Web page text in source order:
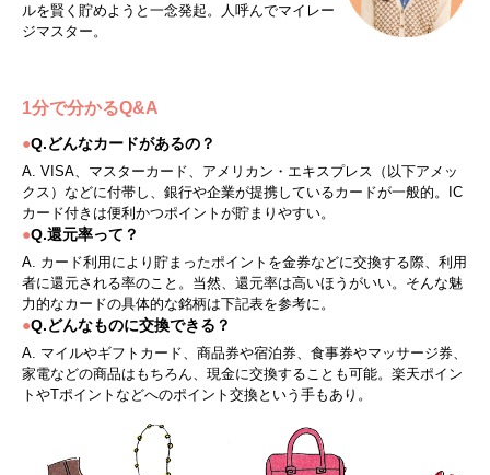
ルを賢く貯めようと一念発起。人呼んでマイレー
ジマスター。
1分で分かるQ&A
●Q.どんなカードがあるの？
A. VISA、マスターカード、アメリカン・エキスプレス（以下アメッ
クス）などに付帯し、銀行や企業が提携しているカードが一般的。IC
カード付きは便利かつポイントが貯まりやすい。
●Q.還元率って？
A. カード利用により貯まったポイントを金券などに交換する際、利用
者に還元される率のこと。当然、還元率は高いほうがいい。そんな魅
力的なカードの具体的な銘柄は下記表を参考に。
●Q.どんなものに交換できる？
A. マイルやギフトカード、商品券や宿泊券、食事券やマッサージ券、
家電などの商品はもちろん、現金に交換することも可能。楽天ポイン
トやTポイントなどへのポイント交換という手もあり。